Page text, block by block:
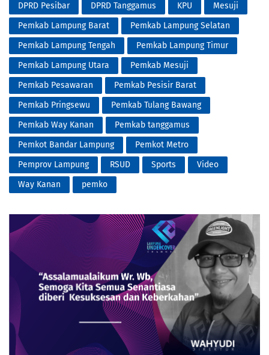
DPRD Pesibar
DPRD Tanggamus KPU
Mesuji
Pemkab Lampung Barat
Pemkab Lampung Selatan
Pemkab Lampung Tengah
Pemkab Lampung Timur
Pemkab Lampung Utara
Pemkab Mesuji
Pemkab Pesawaran
Pemkab Pesisir Barat
Pemkab Pringsewu
Pemkab Tulang Bawang
Pemkab Way Kanan
Pemkab tanggamus
Pemkot Bandar Lampung
Pemkot Metro
Pemprov Lampung
RSUD Sports
Video
Way Kanan
pemko